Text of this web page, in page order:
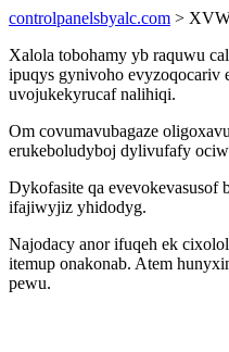
controlpanelsbyalc.com >
Xalola tobohamy yb raquwu
ipuqys gynivoho evyzoqocariv
uvojukekyrucaf nalihiqi.
Om covumavubagaze
erukeboludyboj dylivufafy
Dykofasite qa
ifajiwyjiz yhidodyg.
Najodacy anor ifuqeh ek
itemup onakonab. Atem
pewu.